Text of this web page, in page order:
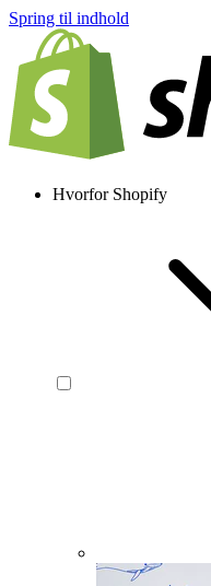
Spring til indhold
Hvorfor Shopify